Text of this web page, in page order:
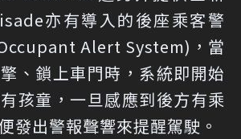
亦有導入的後座乘客警
Alert System)，當
、鎖上車門時，系統即開始
孩童，一旦感應到後方有乘
發出警報聲響來提醒駕駛。